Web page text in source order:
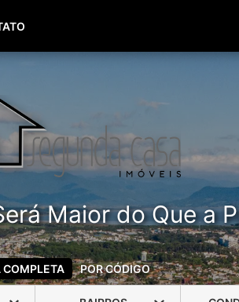
3940
Maior do Que a
COMPLETA POR CÓDIGO